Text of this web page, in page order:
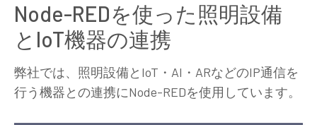
Node-REDを使った照明設備
とIoT機器の連携
弊社では、照明設備とIoT・AI・ARなどのIP通信を
行う機器との連携にNode-REDを使用しています。